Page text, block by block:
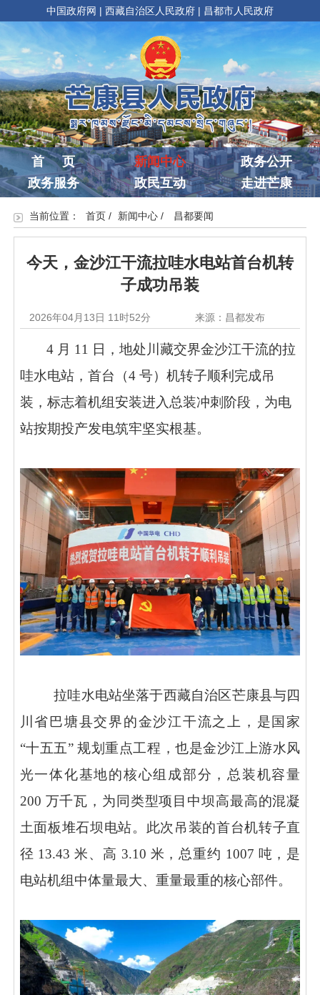
中国政府网 | 西藏自治区人民政府 | 昌都市人民政府
首 页 新闻中心
政务公开
政务服务
政民互动 走进芒康
当前位置： 首页/ 新闻中心/ 昌都要闻
今天，金沙江干流拉哇水电站首台机转
子成功吊装
2026年04月13日 11时52分 来源：昌都发布
4 月 11 日，地处川藏交界金沙江干流的拉
哇水电站，首台（4 号）机转子顺利完成吊
装，标志着机组安装进入总装冲刺阶段，为电
站按期投产发电筑牢坚实根基。
拉哇水电站坐落于西藏自治区芒康县与四
川省巴塘县交界的金沙江干流之上，是国家
“十五五” 规划重点工程，也是金沙江上游水风
光一体化基地的核心组成部分，总装机容量
200 万千瓦，为同类型项目中坝高最高的混凝
土面板堆石坝电站。此次吊装的首台机转子直
径 13.43 米、高 3.10 米，总重约 1007 吨，是
电站机组中体量最大、重量最重的核心部件。